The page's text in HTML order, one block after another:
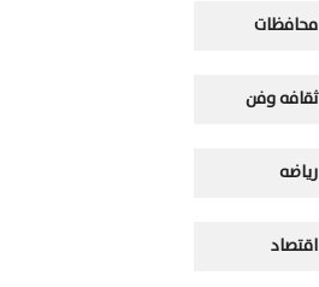
محافظات
ثقافه وفن
رياضه
اقتصاد